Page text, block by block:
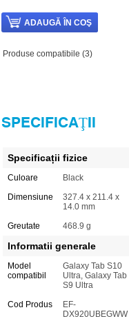
Produse compatibile (3)
SPECIFICAŢII
Specificații fizice
Culoare
Black
Dimensiune
327.4 x 211.4 x
14.0 mm
Greutate
468.9 g
Informatii generale
Model
compatibil
Galaxy Tab S10
Ultra, Galaxy Tab
S9 Ultra
Cod Produs
EF-
DX920UBEGWW